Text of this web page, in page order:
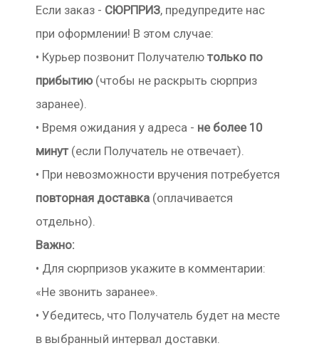
Если заказ - СЮРПРИЗ, предупредите нас
при оформлении! В этом случае:
• Курьер позвонит Получателю только по
прибытию(чтобы не раскрыть сюрприз
заранее).
• Время ожидания у адреса - не более 10
минут(если Получатель не отвечает).
• При невозможности вручения потребуется
повторная доставка (оплачивается
отдельно).
Важно:
• Для сюрпризов укажите в комментарии:
«Не звонить заранее».
• Убедитесь, что Получатель будет на месте
в выбранный интервал доставки.